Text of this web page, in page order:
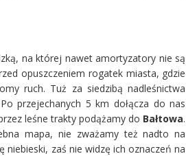
na której nawet amortyzatory nie są
opuszczeniem rogatek miasta, gdzie
ruch. Tuż za siedzibą nadleśnictwa
przejechanych 5 km dołącza do nas
leśne trakty podążamy do Bałtowa.
mapa, nie zważamy też nadto na
zaś nie widzę ich oznaczeń na